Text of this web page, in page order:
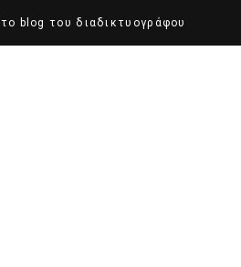
το blog του διαδικτυογράφου